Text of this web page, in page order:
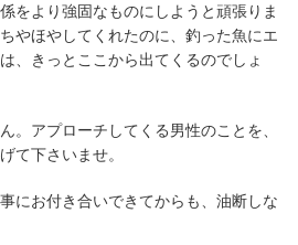
をより強固なものにしようと頑張りま
やほやしてくれたのに、釣った魚にエ
、きっとここから出てくるのでしょ
。アプローチしてくる男性のことを、
て下さいませ。
にお付き合いできてからも、油断しな